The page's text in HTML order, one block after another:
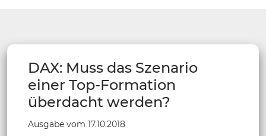
DAX: Muss das Szenario
einer Top-Formation
überdacht werden?
Ausgabe vom 17.10.2018